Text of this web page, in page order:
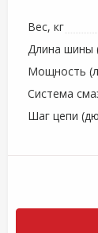
Вес, кг
Длина шины
Мощность
Система
Шаг цепи